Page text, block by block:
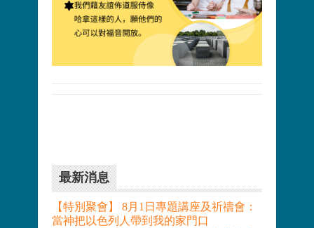
最新消息
【特別聚會】 8月1日專題講座及祈禱會：
當神把以色列人帶到我的家門口